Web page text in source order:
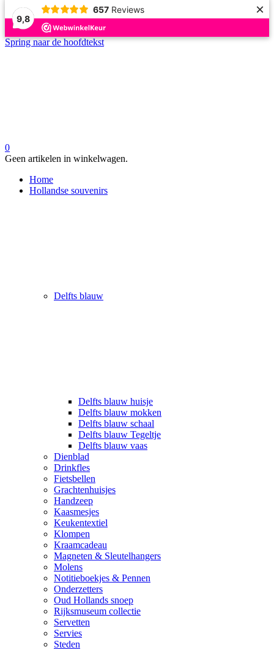
9,8
657 Reviews ×
Spring naar de hoofdtekst
0
Geen artikelen in winkelwagen.
Home
Hollandse souvenirs
Delfts blauw
Delfts blauw huisje
Delfts blauw mokken
Delfts blauw schaal
Delfts blauw Tegeltje
Delfts blauw vaas
Dienblad
Drinkfles
Fietsbellen
Grachtenhuisjes
Handzeep
Kaasmesjes
Keukentextiel
Klompen
Kraamcadeau
Magneten & Sleutelhangers
Molens
Notitieboekjes & Pennen
Onderzetters
Oud Hollands snoep
Rijksmuseum collectie
Servetten
Servies
Steden